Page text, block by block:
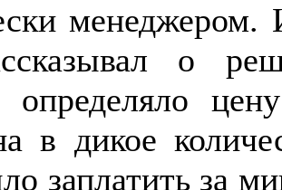
менеджером.
о
определяло
в дикое
заплатить за